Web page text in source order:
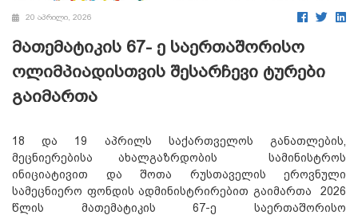
20 აპრილი, 2026
მათემატიკის 67- ე საერთაშორისო
ოლიმპიადისთვის შესარჩევი ტურები
გაიმართა
18 და 19 აპრილს საქართველოს განათლების,
მეცნიერებისა ახალგაზრდობის სამინისტროს
ინიციატივით და შოთა რუსთაველის ეროვნული
სამეცნიერო ფონდის ადმინისტრირებით გაიმართა 2026
წლის მათემატიკის 67-ე საერთაშორისო